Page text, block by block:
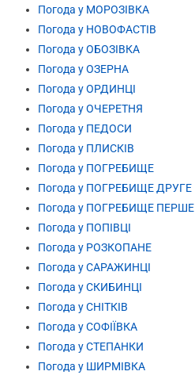
Погода у МОРОЗІВКА
Погода у НОВОФАСТІВ
Погода у ОБОЗІВКА
Погода у ОЗЕРНА
Погода у ОРДИНЦІ
Погода у ОЧЕРЕТНЯ
Погода у ПЕДОСИ
Погода у ПЛИСКІВ
Погода у ПОГРЕБИЩЕ
Погода у ПОГРЕБИЩЕ ДРУГЕ
Погода у ПОГРЕБИЩЕ ПЕРШЕ
Погода у ПОПІВЦІ
Погода у РОЗКОПАНЕ
Погода у САРАЖИНЦІ
Погода у СКИБИНЦІ
Погода у СНІТКІВ
Погода у СОФІЇВКА
Погода у СТЕПАНКИ
Погода у ШИРМІВКА